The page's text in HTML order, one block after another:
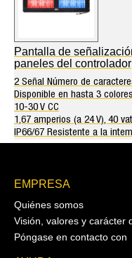
Pantalla de
paneles del controlador
2 Señal Número de
Disponible en hasta 3
10-30 V CC
1,67 amperios (a 24 V), 40
IP66/67 Resistente a la
EMPRESA
Quiénes somos
Visión, valores y carácter
Póngase en contacto con